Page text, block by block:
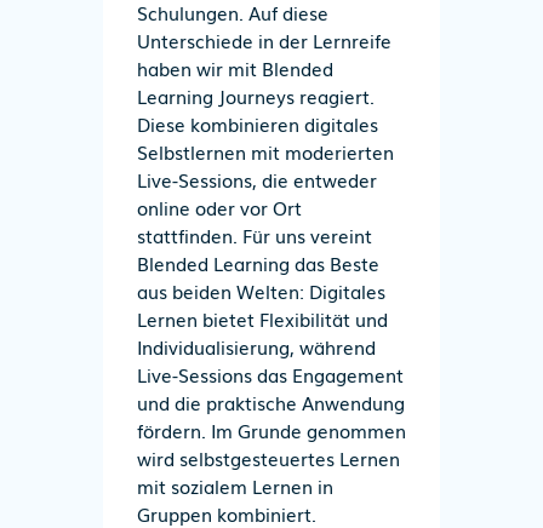
Schulungen. Auf diese
Unterschiede in der Lernreife
haben wir mit Blended
Learning Journeys reagiert.
Diese kombinieren digitales
Selbstlernen mit moderierten
Live-Sessions, die entweder
online oder vor Ort
stattfinden. Für uns vereint
Blended Learning das Beste
aus beiden Welten: Digitales
Lernen bietet Flexibilität und
Individualisierung, während
Live-Sessions das Engagement
und die praktische Anwendung
fördern. Im Grunde genommen
wird selbstgesteuertes Lernen
mit sozialem Lernen in
Gruppen kombiniert.